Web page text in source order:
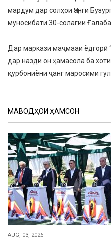
мардум дар солҳои Ҷанги
муносибати 30-солагии
Дар маркази маҷмааи ёдгорӣ
дар назди он ҳамасола ба
қурбониёни ҷанг маросими
МАВОДҲОИ ҲАМСОН
AUG, 03, 2026